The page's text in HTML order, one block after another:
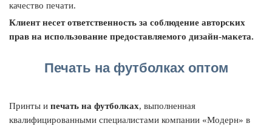
качество печати.
Клиент несет ответственность за соблюдение авторских
прав на использование предоставляемого дизайн-макета.
Печать на футболках оптом
Принты и печать на футболках, выполненная
квалифицированными специалистами компании «Модерн» в